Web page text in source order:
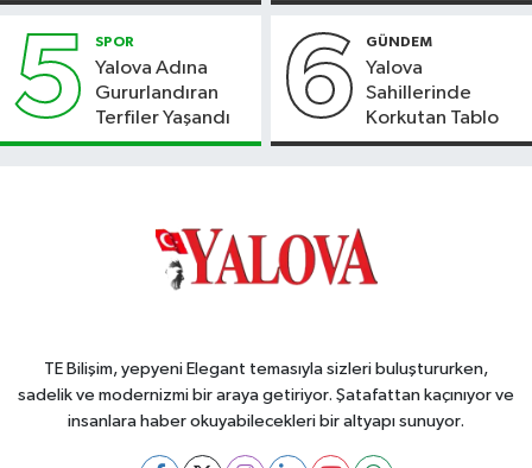
5 SPOR
Yalova Adına
Gururlandıran
Terfiler Yaşandı
6 GÜNDEM
Yalova
Sahillerinde
Korkutan Tablo
TE Bilişim, yepyeni Elegant temasıyla sizleri buluştururken,
sadelik ve modernizmi bir araya getiriyor. Şatafattan kaçınıyor ve
insanlara haber okuyabilecekleri bir altyapı sunuyor.